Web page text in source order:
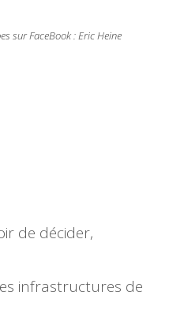
sur FaceBook : Eric Heine
de décider,
infrastructures de